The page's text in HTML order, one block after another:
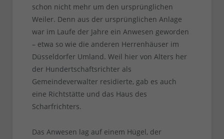
schon nicht mehr um den ursprünglichen
Weiler. Denn aus der ursprünglichen Anlage
war im Laufe der Jahre ein Anwesen geworden
– etwa so wie die anderen Herrenhäuser im
Düsseldorfer Umland. Weil hier von Alters her
der Hundertschaftsrichter als
Gemeindeverwalter residierte, gab es auch
eine Richtstätte und das Haus des
Scharfrichters.
Das Anwesen lag auf einem Hügel, der